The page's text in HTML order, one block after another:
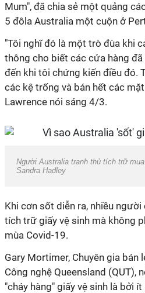
Mum", đã chia sẻ một quảng
5 đôla Australia một cuộn ở
"Tôi nghĩ đó là một trò đùa khi
thông cho biết các cửa hàng đã
đến khi tôi chứng kiến điều đó.
các kệ trống và bán hết các
Lawrence nói sáng 4/3.
Người Australia tranh thủ tích trữ
Sandra Hadley
Khi cơn sốt diễn ra, nhiều
tích trữ giấy vệ sinh mà không
mùa Covid-19.
Gary Mortimer, Chuyên gia bán
Công nghệ Queensland (QUT),
"cháy hàng" giấy vệ sinh là bởi